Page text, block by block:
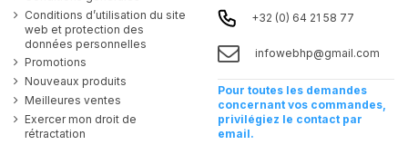
Conditions d’utilisation du site
web et protection des
données personnelles
Promotions
Nouveaux produits
Meilleures ventes
Exercer mon droit de
rétractation
+32 (0) 64 21 58 77
infowebhp@gmail.com
Pour toutes les demandes
concernant vos commandes,
privilégiez le contact par
email.